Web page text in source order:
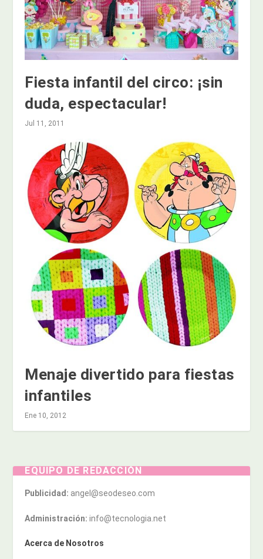
Fiesta infantil del circo: ¡sin
duda, espectacular!
Jul 11, 2011
Menaje divertido para fiestas
infantiles
Ene 10, 2012
EQUIPO DE REDACCIÓN
Publicidad: angel@seodeseo.com
Administración: info@tecnologia.net
Acerca de Nosotros